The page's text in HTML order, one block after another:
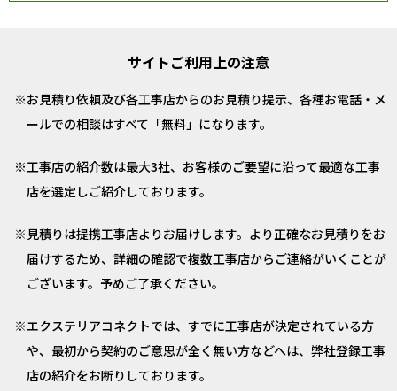
サイトご利用上の注意
お見積り依頼及び各工事店からのお見積り提示、各種お電話・メ
ールでの相談はすべて「無料」になります。
工事店の紹介数は最大3社、お客様のご要望に沿って最適な工事
店を選定しご紹介しております。
見積りは提携工事店よりお届けします。より正確なお見積りをお
届けするため、詳細の確認で複数工事店からご連絡がいくことが
ございます。予めご了承ください。
エクステリアコネクトでは、すでに工事店が決定されている方
や、最初から契約のご意思が全く無い方などへは、弊社登録工事
店の紹介をお断りしております。